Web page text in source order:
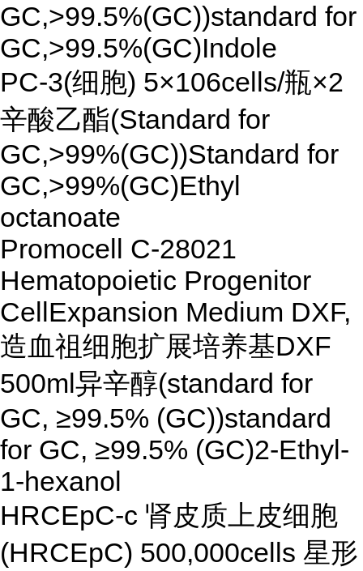
GC,>99.5%(GC))standard for
GC,>99.5%(GC)Indole
PC-3(细胞) 5×106cells/瓶×2
辛酸乙酯(Standard for
GC,>99%(GC))Standard for
GC,>99%(GC)Ethyl
octanoate
Promocell C-28021
Hematopoietic Progenitor
CellExpansion Medium DXF,
造血祖细胞扩展培养基DXF
500ml异辛醇(standard for
GC, ≥99.5% (GC))standard
for GC, ≥99.5% (GC)2-Ethyl-
1-hexanol
HRCEpC-c 肾皮质上皮细胞
(HRCEpC) 500,000cells 星形